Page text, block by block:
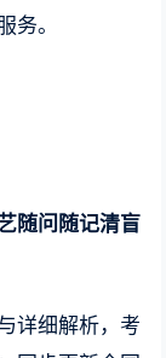
务。
随问随记清盲
详细解析，考